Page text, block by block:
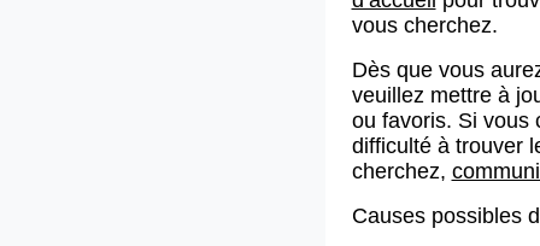
vous cherchez.
Dès que vous
veuillez mettre à
ou favoris. Si vous
difficulté à trouver
cherchez,
Causes possibles